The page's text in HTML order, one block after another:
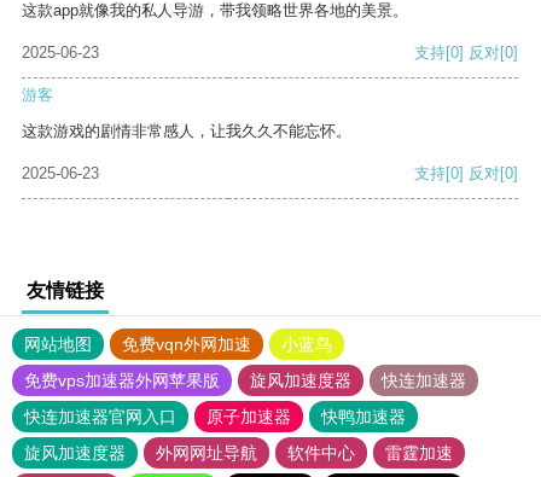
这款app就像我的私人导游，带我领略世界各地的美景。
2025-06-23 支持[0] 反对[0]
游客
这款游戏的剧情非常感人，让我久久不能忘怀。
2025-06-23 支持[0] 反对[0]
友情链接
网站地图 免费vqn外网加速
小蓝鸟
免费vps加速器外网苹果版
旋风加速度器
快连加速器
快连加速器官网入口
原子加速器
快鸭加速器
旋风加速度器
外网网址导航 软件中心 雷霆加速